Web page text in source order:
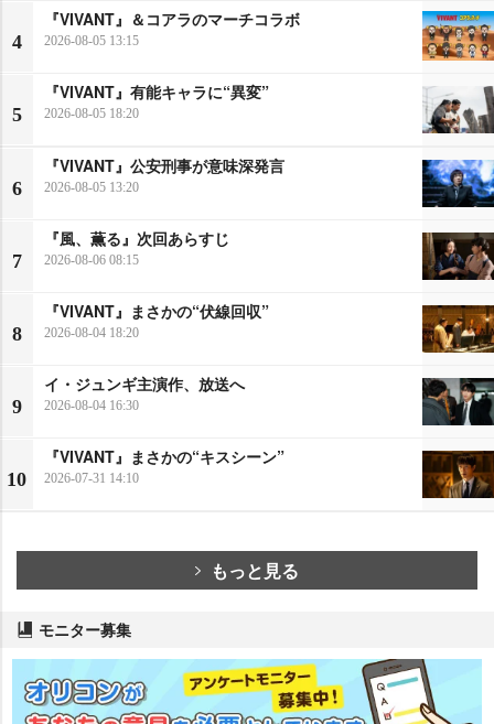
4
『VIVANT』＆コアラのマーチコラボ
2026-08-05 13:15
5
『VIVANT』有能キャラに“異変”
2026-08-05 18:20
6
『VIVANT』公安刑事が意味深発言
2026-08-05 13:20
7
『風、薫る』次回あらすじ
2026-08-06 08:15
8
『VIVANT』まさかの“伏線回収”
2026-08-04 18:20
9
イ・ジュンギ主演作、放送へ
2026-08-04 16:30
10
『VIVANT』まさかの“キスシーン”
2026-07-31 14:10
もっと見る
モニター募集